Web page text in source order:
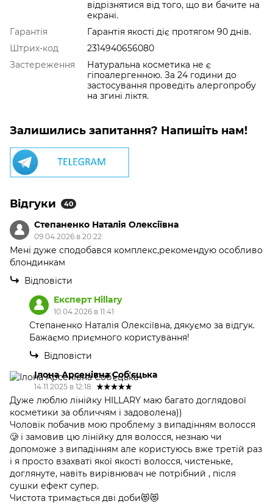
відрізнятися від того, що ви бачите на
екрані.
Гарантія
Гарантія якості діє протягом 90 днів.
Штрих-код
2314940656080
Застереження
Натуральна косметика не є
гіпоалергенною. За 24 години до
застосування проведіть алергопробу
на згині ліктя.
Залишились запитання? Напишіть нам!
Відгуки 40
Степаненко Наталія Олексіївна
09.04.2026 в 20:22
Мені дуже сподобався комплекс,рекомендую особливо
блондинкам
Відповісти
Експерт Hillary
10.04.2026 в 11:41
Степаненко Наталія Олексіївна, дякуємо за відгук.
Бажаємо приємного користування!
Відповісти
Ілона Арсенівна Собʼєцька
14.11.2025 в 12:18
Дуже люблю лінійку HILLARY маю багато доглядової
косметики за обличчям і задоволена))
Чоловік побачив мою проблему з випадінням волосся
🥲 і замовив цю лінійку для волосся, незнаю чи
допоможе з випадінням але користуюсь вже третій раз
і я просто взахваті якої якості волосся, чистеньке,
доглянуте, навіть вирівнювач не потрібний , після
сушки ефект супер.
Чистота тримається дві доби😻😻